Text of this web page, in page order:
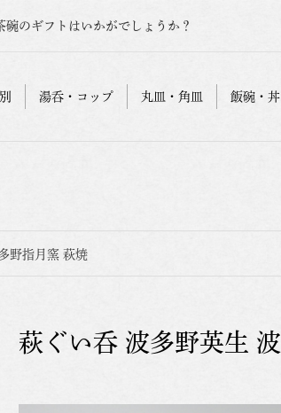
のギフトはいかがでしょうか？
湯呑・コップ 丸皿・角皿 飯碗・丼
野指月窯 萩焼
萩ぐい呑 波多野英生